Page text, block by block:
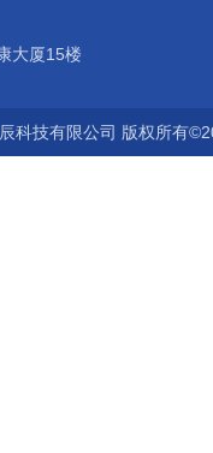
大厦15楼
科技有限公司 版权所有